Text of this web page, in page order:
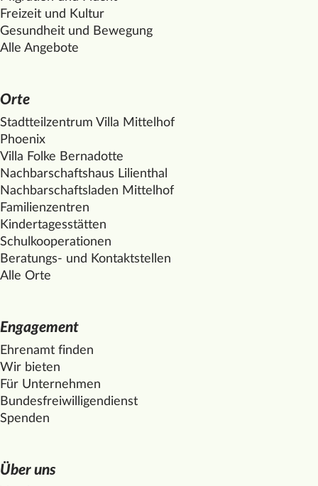
Freizeit und Kultur
Gesundheit und Bewegung
Alle Angebote
Orte
Stadtteilzentrum Villa Mittelhof
Phoenix
Villa Folke Bernadotte
Nachbarschaftshaus Lilienthal
Nachbarschaftsladen Mittelhof
Familienzentren
Kindertagesstätten
Schulkooperationen
Beratungs- und Kontaktstellen
Alle Orte
Engagement
Ehrenamt finden
Wir bieten
Für Unternehmen
Bundesfreiwilligendienst
Spenden
Über uns